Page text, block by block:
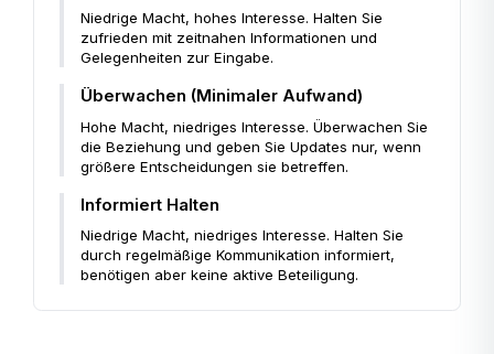
Niedrige Macht, hohes Interesse. Halten Sie
zufrieden mit zeitnahen Informationen und
Gelegenheiten zur Eingabe.
Überwachen (Minimaler Aufwand)
Hohe Macht, niedriges Interesse. Überwachen Sie
die Beziehung und geben Sie Updates nur, wenn
größere Entscheidungen sie betreffen.
Informiert Halten
Niedrige Macht, niedriges Interesse. Halten Sie
durch regelmäßige Kommunikation informiert,
benötigen aber keine aktive Beteiligung.